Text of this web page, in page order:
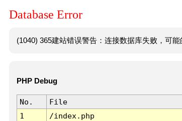
Database Error
(1040) 365建站错误警告：连接数据库失败，可
PHP Debug
No. File
1
/index.php